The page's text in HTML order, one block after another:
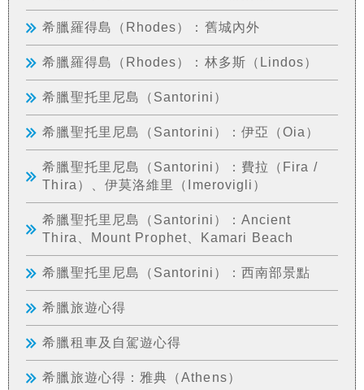
希臘羅得島（Rhodes）：舊城內外
希臘羅得島（Rhodes）：林多斯（Lindos）
希臘聖托里尼島（Santorini）
希臘聖托里尼島（Santorini）：伊亞（Oia）
希臘聖托里尼島（Santorini）：費拉（Fira /
Thira）、伊莫洛維里（Imerovigli）
希臘聖托里尼島（Santorini）：Ancient
Thira、Mount Prophet、Kamari Beach
希臘聖托里尼島（Santorini）：西南部景點
希臘旅遊心得
希臘租車及自駕遊心得
希臘旅遊心得：雅典（Athens）